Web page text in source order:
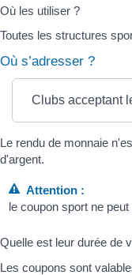
Où les utiliser ?
Toutes les structures
Où s’adresser ?
Clubs acceptant
Le rendu de monnaie
d'argent.
Attention :
le coupon sport ne
Quelle est leur durée de
Les coupons sont